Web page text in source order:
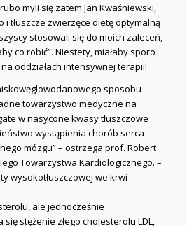
myli się zatem Jan Kwaśniewski,
i tłuszcze zwierzęce dietę optymalną
stosowali się do moich zaleceń,
co robić”. Niestety, miałaby sporo
oddziałach intensywnej terapii!
sposobu
towarzystwo medyczne na
w nasycone kwasy tłuszczowe
wystąpienia chorób serca
mózgu” – ostrzega prof. Robert
Towarzystwa Kardiologicznego. –
wysokotłuszczowej we krwi
ale jednocześnie
stężenie złego cholesterolu LDL,